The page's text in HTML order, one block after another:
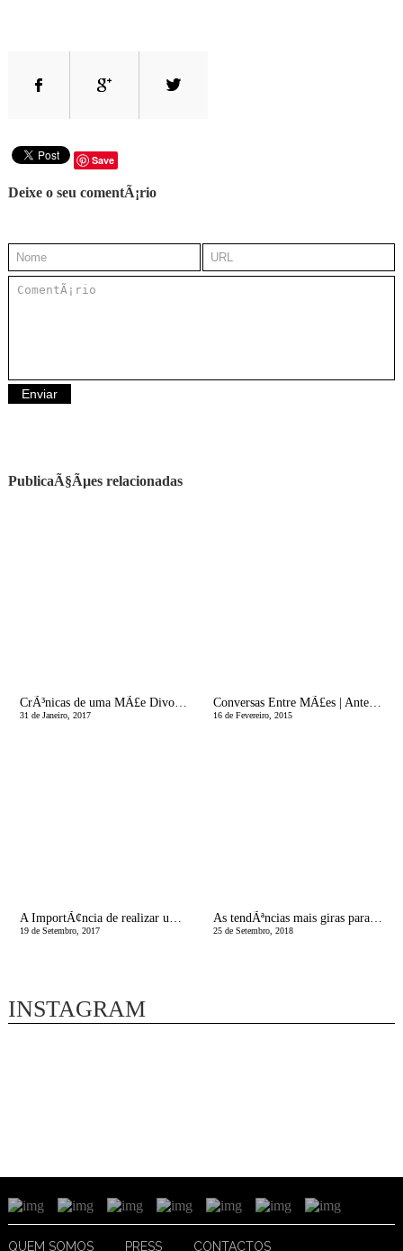
Save
Deixe o seu comentÃ¡rio
PublicaÃ§Ãµes relacionadas
CrÃ³nicas de uma MÃ£e Divorciada | SÃ³ nÃ£o Ã© feliz quem nÃ£o quer
31 de Janeiro, 2017
Conversas Entre MÃ£es | Antes de Ser MÃ£e
16 de Fevereiro, 2015
A ImportÃ¢ncia de realizar um programa de PreparaÃ§Ã£o do Nascimento! | EspaÃ§o SaÃºde da Mulher
19 de Setembro, 2017
As tendÃªncias mais giras para os nossos bebÃ©s | Puericultura Madrid 2018
25 de Setembro, 2018
INSTAGRAM
QUEM SOMOS PRESS CONTACTOS